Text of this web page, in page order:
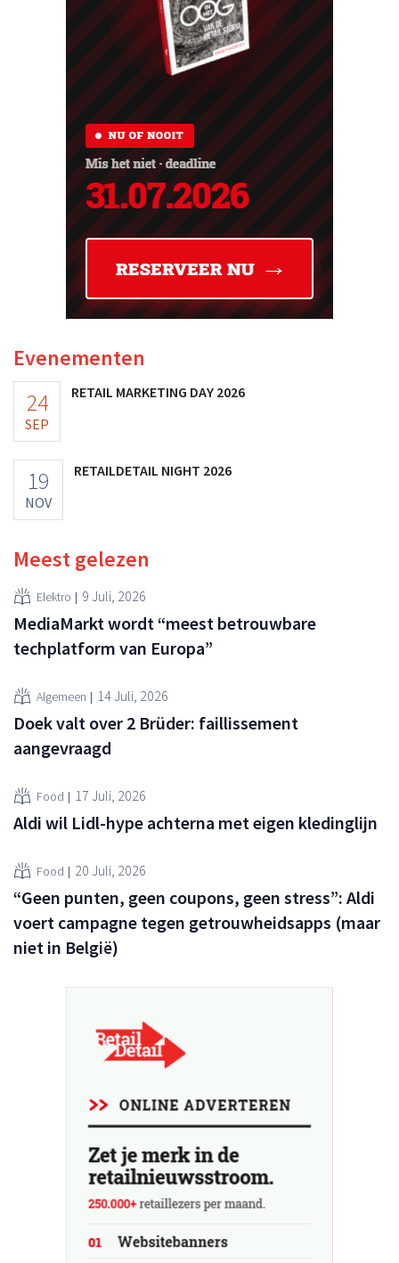
Evenementen
24
SEP
RETAIL MARKETING DAY 2026
19
NOV
RETAILDETAIL NIGHT 2026
Meest gelezen
Elektro 9 Juli, 2026
MediaMarkt wordt “meest betrouwbare
techplatform van Europa”
Algemeen 14 Juli, 2026
Doek valt over 2 Brüder: faillissement
aangevraagd
Food 17 Juli, 2026
Aldi wil Lidl-hype achterna met eigen kledinglijn
Food 20 Juli, 2026
“Geen punten, geen coupons, geen stress”: Aldi
voert campagne tegen getrouwheidsapps (maar
niet in België)